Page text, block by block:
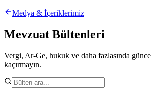
Medya & İçeriklerimiz
Mevzuat Bültenleri
Vergi, Ar-Ge, hukuk ve daha fazlasında
kaçırmayın.